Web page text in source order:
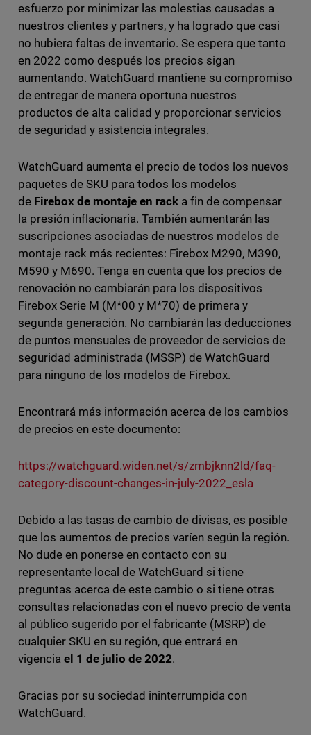
esfuerzo por minimizar las molestias causadas a
nuestros clientes y partners, y ha logrado que casi
no hubiera faltas de inventario. Se espera que tanto
en 2022 como después los precios sigan
aumentando. WatchGuard mantiene su compromiso
de entregar de manera oportuna nuestros
productos de alta calidad y proporcionar servicios
de seguridad y asistencia integrales.
WatchGuard aumenta el precio de todos los nuevos
paquetes de SKU para todos los modelos
de Firebox de montaje en racka fin de compensar
la presión inflacionaria. También aumentarán las
suscripciones asociadas de nuestros modelos de
montaje rack más recientes: Firebox M290, M390,
M590 y M690. Tenga en cuenta que los precios de
renovación no cambiarán para los dispositivos
Firebox Serie M (M*00 y M*70) de primera y
segunda generación. No cambiarán las deducciones
de puntos mensuales de proveedor de servicios de
seguridad administrada (MSSP) de WatchGuard
para ninguno de los modelos de Firebox.
Encontrará más información acerca de los cambios
de precios en este documento:
https://watchguard.widen.net/s/zmbjknn2ld/faq-
category-discount-changes-in-july-2022_esla
Debido a las tasas de cambio de divisas, es posible
que los aumentos de precios varíen según la región.
No dude en ponerse en contacto con su
representante local de WatchGuard si tiene
preguntas acerca de este cambio o si tiene otras
consultas relacionadas con el nuevo precio de venta
al público sugerido por el fabricante (MSRP) de
cualquier SKU en su región, que entrará en
vigencia el 1 de julio de 2022.
Gracias por su sociedad ininterrumpida con
WatchGuard.